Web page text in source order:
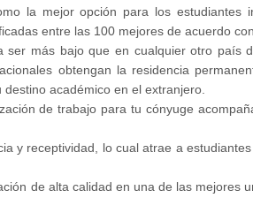
la mejor opción para los estudiantes
entre las 100 mejores de acuerdo
más bajo que en cualquier otro país
obtengan la residencia
académico en el extranjero.
de trabajo para tu cónyuge
y receptividad, lo cual atrae a
de alta calidad en una de las mejores